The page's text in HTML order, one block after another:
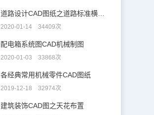
2020-01-14 34409次
配电箱系统图CAD机械制图
2020-01-03 33868次
各经典常用机械零件CAD图纸
2019-12-18 32974次
建筑装饰CAD图之天花布置